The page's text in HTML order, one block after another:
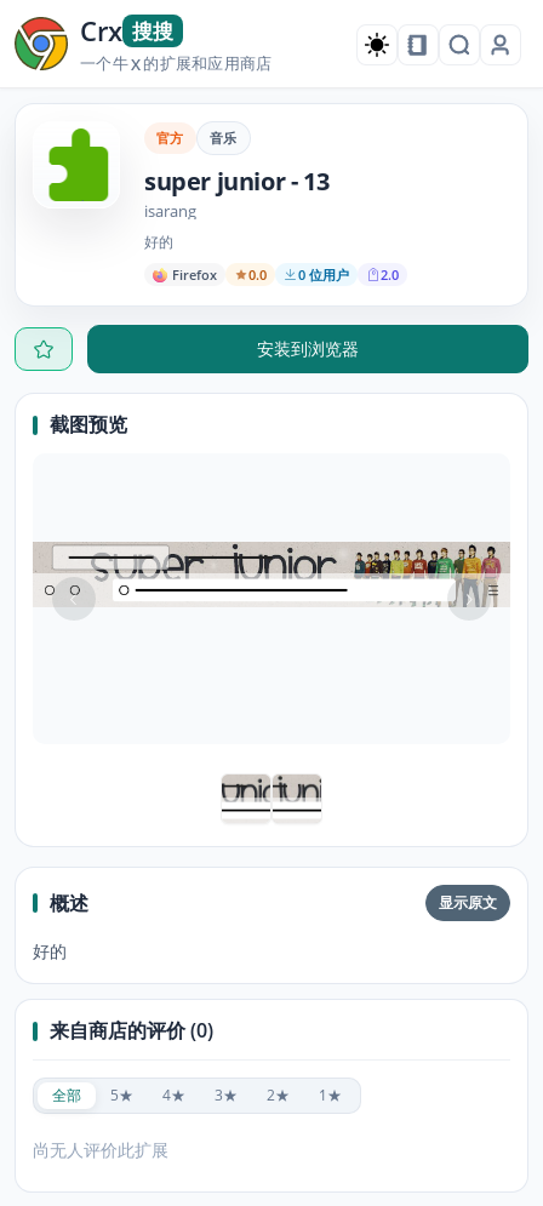
Crx 搜搜
一个牛X的扩展和应用商店
官方 音乐
super junior - 13
isarang
好的
Firefox 0.0 0 位用户 2.0
安装到浏览器
截图预览
概述 显示原文
好的
来自商店的评价 (0)
全部 5★ 4★ 3★ 2★ 1★
尚无人评价此扩展